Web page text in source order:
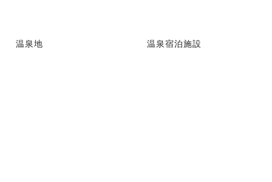
温泉地 温泉宿泊施設